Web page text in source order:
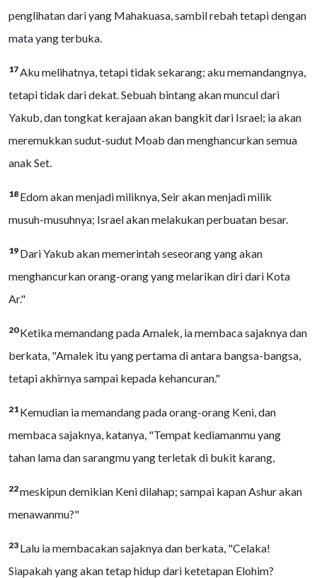
penglihatan dari yang Mahakuasa, sambil rebah tetapi dengan
mata yang terbuka.
17Aku melihatnya, tetapi tidak sekarang; aku memandangnya,
tetapi tidak dari dekat. Sebuah bintang akan muncul dari
Yakub, dan tongkat kerajaan akan bangkit dari Israel; ia akan
meremukkan sudut-sudut Moab dan menghancurkan semua
anak Set.
18 Edom akan menjadi miliknya, Seir akan menjadi milik
musuh-musuhnya; Israel akan melakukan perbuatan besar.
19 Dari Yakub akan memerintah seseorang yang akan
menghancurkan orang-orang yang melarikan diri dari Kota
Ar."
20Ketika memandang pada Amalek, ia membaca sajaknya dan
berkata, "Amalek itu yang pertama di antara bangsa-bangsa,
tetapi akhirnya sampai kepada kehancuran."
21 Kemudian ia memandang pada orang-orang Keni, dan
membaca sajaknya, katanya, "Tempat kediamanmu yang
tahan lama dan sarangmu yang terletak di bukit karang,
22meskipun demikian Keni dilahap; sampai kapan Ashur akan
menawanmu?"
23 Lalu ia membacakan sajaknya dan berkata, "Celaka!
Siapakah yang akan tetap hidup dari ketetapan Elohim?